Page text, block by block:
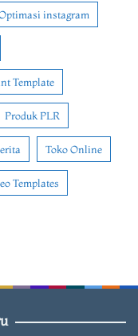
instagram
Template
Produk PLR
Toko Online
Templates